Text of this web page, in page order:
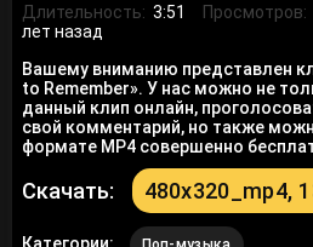
Длительность: 3:51 Просмотров:
лет назад
Вашему вниманию представлен
to Remember». У нас можно не
данный клип онлайн,
свой комментарий, но также
формате MP4 совершенно
Скачать: 480x320_mp4,